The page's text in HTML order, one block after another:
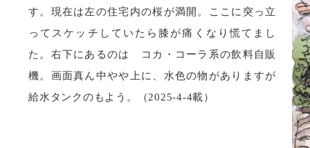
す。現在は左の住宅内の桜が満開。ここに突っ立
ってスケッチしていたら膝が痛くなり慌てまし
た。右下にあるのは コカ・コーラ系の飲料自販
機。画面真ん中やや上に、水色の物がありますが
給水タンクのもよう。（2025-4-4載）